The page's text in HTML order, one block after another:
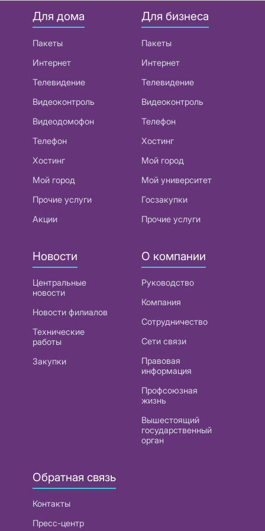
Для дома
Пакеты
Интернет
Телевидение
Видеоконтроль
Видеодомофон
Телефон
Хостинг
Мой город
Прочие услуги
Акции
Для бизнеса
Пакеты
Интернет
Телевидение
Видеоконтроль
Телефон
Хостинг
Мой город
Мой университет
Госзакупки
Прочие услуги
Новости
Центральные
новости
Новости филиалов
Технические
работы
Закупки
О компании
Руководство
Компания
Сотрудничество
Сети связи
Правовая
информация
Профсоюзная
жизнь
Вышестоящий
государственный
орган
Обратная связь
Контакты
Пресс-центр